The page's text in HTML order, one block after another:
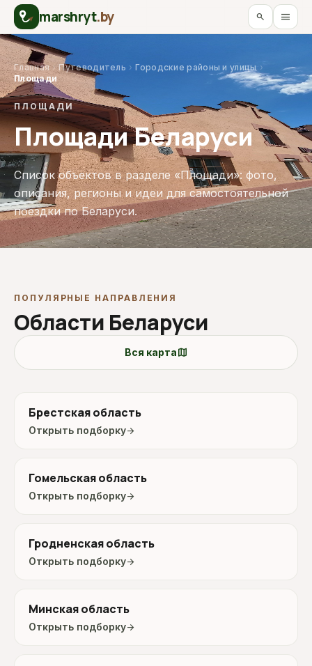
marshryt.by search menu
Главная › Путеводитель › Городские районы и улицы ›
Площади
ПЛОЩАДИ
Площади Беларуси
Список объектов в разделе «Площади»: фото,
описания, регионы и идеи для самостоятельной
поездки по Беларуси.
ПОПУЛЯРНЫЕ НАПРАВЛЕНИЯ
Области Беларуси
Вся картаmap
Брестская область
Открыть подборкуarrow_forward
Гомельская область
Открыть подборкуarrow_forward
Гродненская область
Открыть подборкуarrow_forward
Минская область
Открыть подборкуarrow_forward